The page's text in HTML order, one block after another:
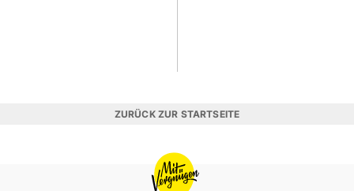
ZURÜCK ZUR STARTSEITE
MIT
VERGNÜGEN